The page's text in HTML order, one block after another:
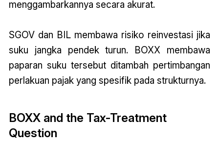
menggambarkannya secara akurat.
SGOV dan BIL membawa risiko reinvestasi jika
suku jangka pendek turun. BOXX membawa
paparan suku tersebut ditambah pertimbangan
perlakuan pajak yang spesifik pada strukturnya.
BOXX and the Tax-Treatment
Question